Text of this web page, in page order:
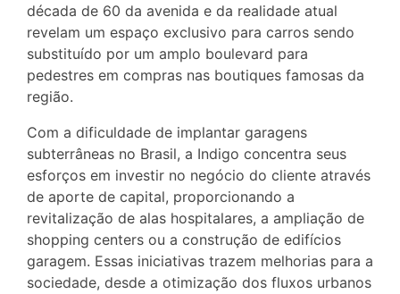
década de 60 da avenida e da realidade atual
revelam um espaço exclusivo para carros sendo
substituído por um amplo boulevard para
pedestres em compras nas boutiques famosas da
região.
Com a dificuldade de implantar garagens
subterrâneas no Brasil, a Indigo concentra seus
esforços em investir no negócio do cliente através
de aporte de capital, proporcionando a
revitalização de alas hospitalares, a ampliação de
shopping centers ou a construção de edifícios
garagem. Essas iniciativas trazem melhorias para a
sociedade, desde a otimização dos fluxos urbanos